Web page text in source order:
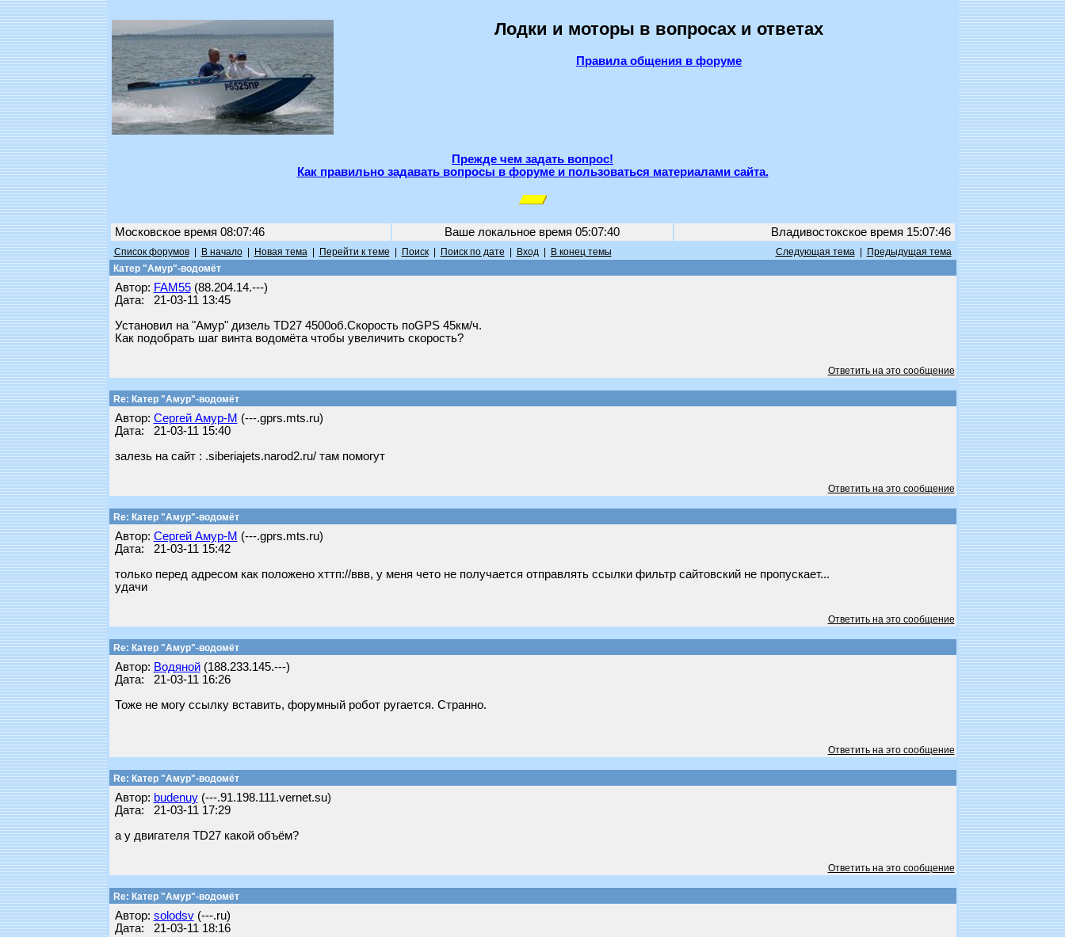
Лодки и моторы в вопросах и ответах
Правила общения в форуме
Прежде чем задать вопрос!
Как правильно задавать вопросы в форуме и пользоваться материалами сайта.
Московское время 08:07:46 Ваше локальное время 05:07:40 Владивостокское время 15:07:46
Список форумов| В начало| Новая тема| Перейти к теме Поиск| Поиск по дате Вход| В конец темы Следующая тема|
Предыдущая тема
Катер "Амур"-водомёт
Автор: FAM55(88.204.14.---)
Дата: 21-03-11 13:45
Установил на "Амур" дизель TD27 4500об.Скорость поGPS 45км/ч.
Как подобрать шаг винта водомёта чтобы увеличить скорость?
Ответить на это сообщение
Re: Катер "Амур"-водомёт
Автор: Сергей Амур-М (---.gprs.mts.ru)
Дата: 21-03-11 15:40
залезь на сайт : .siberiajets.narod2.ru/ там помогут
Ответить на это сообщение
Re: Катер "Амур"-водомёт
Автор: Сергей Амур-М (---.gprs.mts.ru)
Дата: 21-03-11 15:42
только перед адресом как положено хттп://ввв, у меня чето не получается отправлять ссылки фильтр сайтовский не пропускает...
удачи
Ответить на это сообщение
Re: Катер "Амур"-водомёт
Автор: Водяной(188.233.145.---)
Дата: 21-03-11 16:26
Тоже не могу ссылку вставить, форумный робот ругается. Странно.
Ответить на это сообщение
Re: Катер "Амур"-водомёт
Автор: budenuy(---.91.198.111.vernet.su)
Дата: 21-03-11 17:29
а у двигателя TD27 какой объём?
Ответить на это сообщение
Re: Катер "Амур"-водомёт
Автор: solodsv(---.ru)
Дата: 21-03-11 18:16